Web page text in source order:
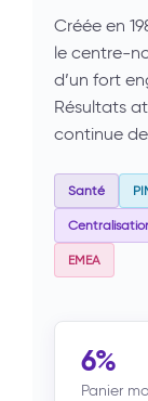
Créée en
le centre-
d’un fort
Résultats
continue
Santé
EMEA
6%
Panier